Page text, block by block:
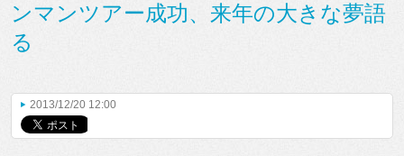
ンマンツアー成功、来年の大きな夢語
る
2013/12/20 12:00